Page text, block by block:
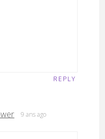
REPLY
9 ans ago